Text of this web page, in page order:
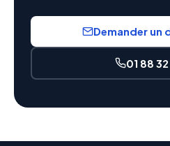
Demander un
01 88